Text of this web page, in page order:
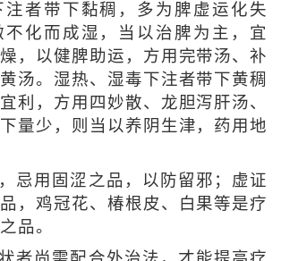
者带下黏稠，多为脾虚运化失
化而成湿，当以治脾为主，宜
，以健脾助运，方用完带汤、补
汤。湿热、湿毒下注者带下黄稠
利，方用四妙散、龙胆泻肝汤、
量少，则当以养阴生津，药用地
忌用固涩之品，以防留邪；虚证
，鸡冠花、椿根皮、白果等是疗
品。